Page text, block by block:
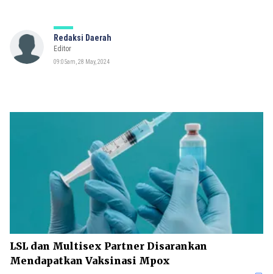
Redaksi Daerah
Editor
09:05am, 28 May, 2024
LSL dan Multisex Partner Disarankan
Mendapatkan Vaksinasi Mpox